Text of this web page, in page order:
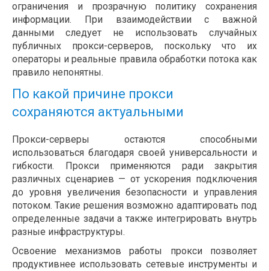
ограничения и прозрачную политику сохранения
информации. При взаимодействии с важной
данными следует не использовать случайных
публичных прокси-серверов, поскольку что их
операторы и реальные правила обработки потока как
правило непонятны.
По какой причине прокси
сохраняются актуальными
Прокси-серверы остаются способными
использоваться благодаря своей универсальности и
гибкости. Прокси применяются ради закрытия
различных сценариев — от ускорения подключения
до уровня увеличения безопасности и управления
потоком. Такие решения возможно адаптировать под
определенные задачи а также интегрировать внутрь
разные инфраструктуры.
Освоение механизмов работы прокси позволяет
продуктивнее использовать сетевые инструменты и